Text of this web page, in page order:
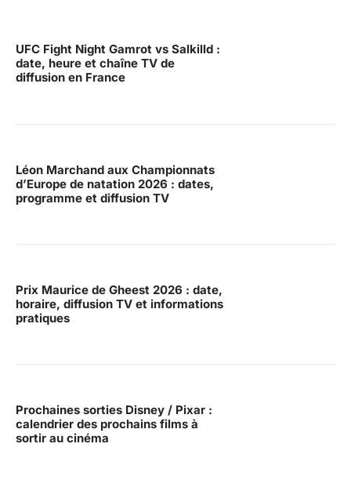
UFC Fight Night Gamrot vs Salkilld :
date, heure et chaîne TV de
diffusion en France
Léon Marchand aux Championnats
d’Europe de natation 2026 : dates,
programme et diffusion TV
Prix Maurice de Gheest 2026 : date,
horaire, diffusion TV et informations
pratiques
Prochaines sorties Disney / Pixar :
calendrier des prochains films à
sortir au cinéma